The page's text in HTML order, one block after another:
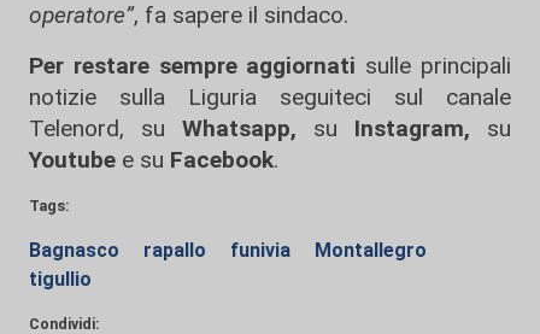
operatore”, fa sapere il sindaco.
Per restare sempre aggiornati sulle principali
notizie sulla Liguria seguiteci sul canale
Telenord, su
Whatsapp, su Instagram, su
Youtube e su Facebook.
Tags:
Bagnasco rapallo funivia
Montallegro
tigullio
Condividi: